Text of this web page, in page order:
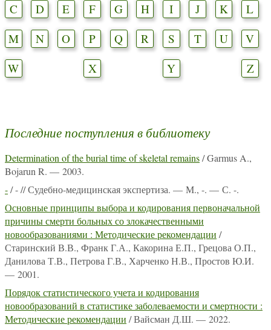
C
D E F G H I J K
L
M
N O P Q R S T U
V
W
X Y Z
Последние поступления в библиотеку
Determination of the burial time of skeletal remains/ Garmus A.,
Bojarun R. — 2003.
-/ - // Судебно-медицинская экспертиза. — М., -. — С. -.
Основные принципы выбора и кодирования первоначальной
причины смерти больных со злокачественными
новообразованиями : Методические рекомендации /
Старинский В.В., Франк Г.А., Какорина Е.П., Грецова О.П.,
Данилова Т.В., Петрова Г.В., Харченко Н.В., Простов Ю.И.
— 2001.
Порядок статистического учета и кодирования
новообразований в статистике заболеваемости и смертности :
Методические рекомендации / Вайсман Д.Ш. — 2022.